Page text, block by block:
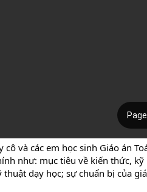
cô và các em học sinh Giáo án
như: mục tiêu về kiến thức,
dạy học; sự chuẩn bị của